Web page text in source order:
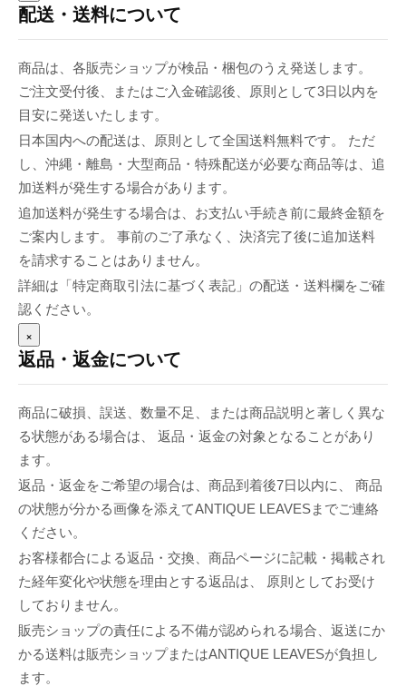
配送・送料について
商品は、各販売ショップが検品・梱包のうえ発送します。
ご注文受付後、またはご入金確認後、原則として3日以内を
目安に発送いたします。
日本国内への配送は、原則として全国送料無料です。 ただ
し、沖縄・離島・大型商品・特殊配送が必要な商品等は、追
加送料が発生する場合があります。
追加送料が発生する場合は、お支払い手続き前に最終金額を
ご案内します。 事前のご了承なく、決済完了後に追加送料
を請求することはありません。
詳細は「特定商取引法に基づく表記」の配送・送料欄をご確
認ください。
×
返品・返金について
商品に破損、誤送、数量不足、または商品説明と著しく異な
る状態がある場合は、 返品・返金の対象となることがあり
ます。
返品・返金をご希望の場合は、商品到着後7日以内に、 商品
の状態が分かる画像を添えてANTIQUE LEAVESまでご連絡
ください。
お客様都合による返品・交換、商品ページに記載・掲載され
た経年変化や状態を理由とする返品は、 原則としてお受け
しておりません。
販売ショップの責任による不備が認められる場合、返送にか
かる送料は販売ショップまたはANTIQUE LEAVESが負担し
ます。